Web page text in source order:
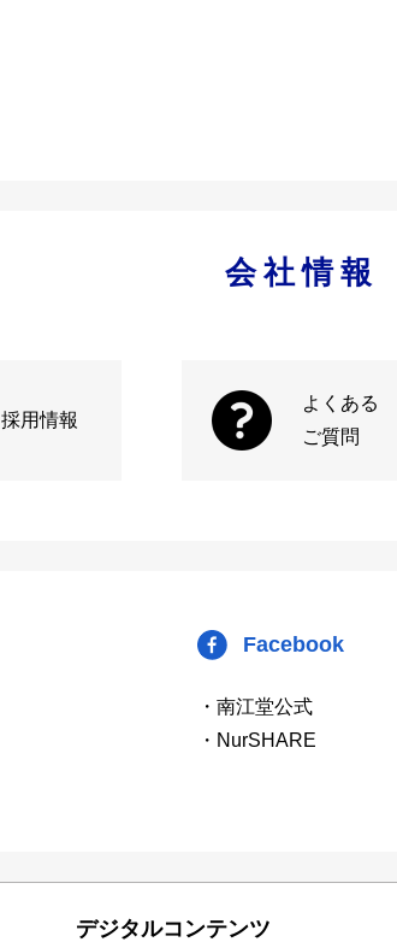
会社情報
採用情報
よくある
ご質問
Facebook
・南江堂公式
・NurSHARE
デジタルコンテンツ